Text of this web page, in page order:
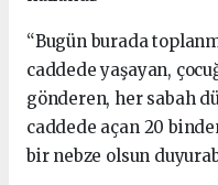
“Bugün burada
caddede yaşayan,
gönderen, her sabah
caddede açan 20
bir nebze olsun